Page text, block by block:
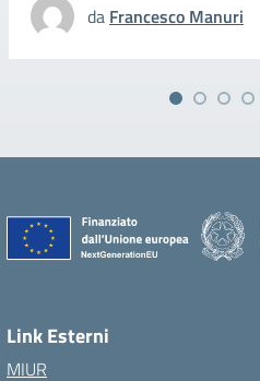
da Francesco Manuri
Link Esterni
MIUR